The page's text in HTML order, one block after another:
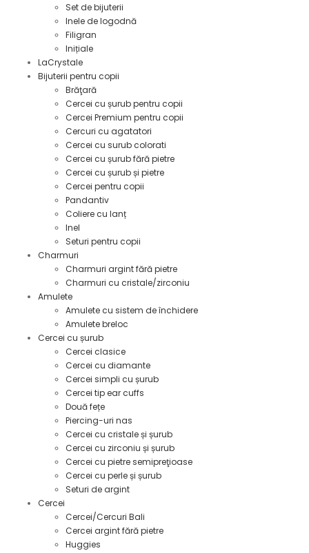
Set de bijuterii
Inele de logodnă
Filigran
Inițiale
LaCrystale
Bijuterii pentru copii
Brăţară
Cercei cu șurub pentru copii
Cercei Premium pentru copii
Cercuri cu agatatori
Cercei cu surub colorati
Cercei cu șurub fără pietre
Cercei cu șurub și pietre
Cercei pentru copii
Pandantiv
Coliere cu lanț
Inel
Seturi pentru copii
Charmuri
Charmuri argint fără pietre
Charmuri cu cristale/zirconiu
Amulete
Amulete cu sistem de închidere
Amulete breloc
Cercei cu șurub
Cercei clasice
Cercei cu diamante
Cercei simpli cu șurub
Cercei tip ear cuffs
Două fețe
Piercing-uri nas
Cercei cu cristale și șurub
Cercei cu zirconiu și șurub
Cercei cu pietre semipreţioase
Cercei cu perle și șurub
Seturi de argint
Cercei
Cercei/Cercuri Bali
Cercei argint fără pietre
Huggies